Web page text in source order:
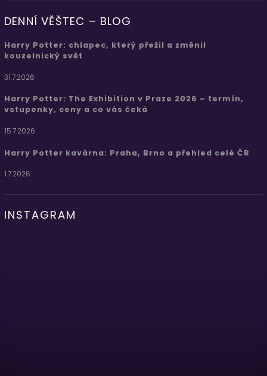
DENNÍ VĚŠTEC – BLOG
Harry Potter: chlapec, který přežil a změnil
kouzelnický svět
31.7.2026
Harry Potter: The Exhibition v Praze 2026 – termín,
vstupenky, ceny a co vás čeká
15.7.2026
Harry Potter kavárna: Praha, Brno a přehled celé ČR
1.7.2026
INSTAGRAM